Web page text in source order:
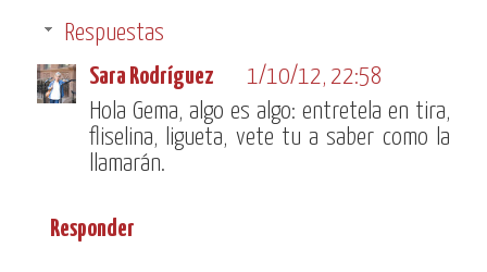
Respuestas
Sara Rodríguez
1/10/12, 22:58
Hola Gema, algo es algo: entretela en tira,
fliselina, ligueta, vete tu a saber como la
llamarán.
Responder